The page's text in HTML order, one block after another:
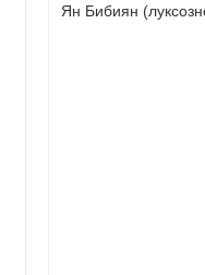
Ян Бибиян